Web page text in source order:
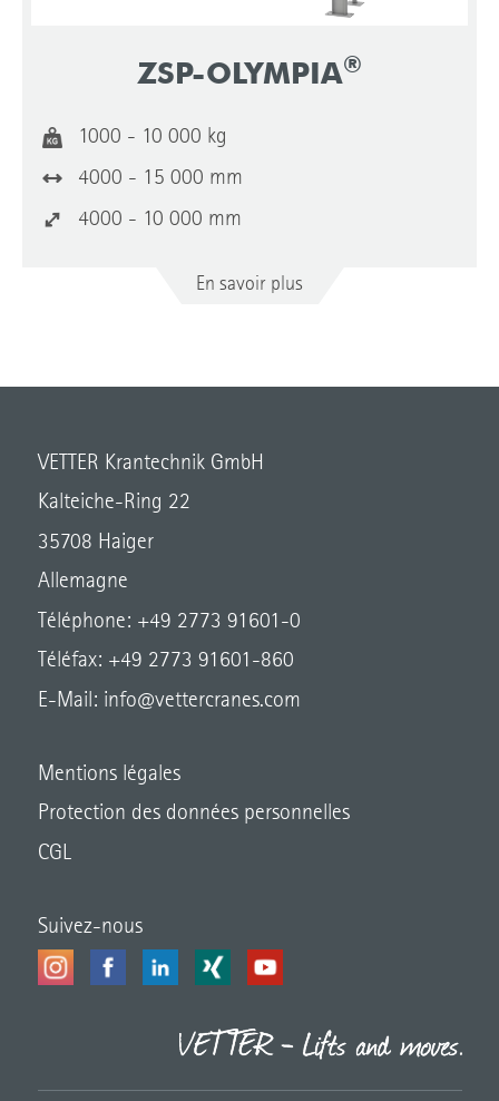
ZSP-OLYMPIA®
1000 - 10 000 kg
4000 - 15 000 mm
4000 - 10 000 mm
En savoir plus
VETTER Krantechnik GmbH
Kalteiche-Ring 22
35708 Haiger
Allemagne
Téléphone: +49 2773 91601-0
Téléfax: +49 2773 91601-860
E-Mail: info@vettercranes.com
Mentions légales
Protection des données personnelles
CGL
Suivez-nous